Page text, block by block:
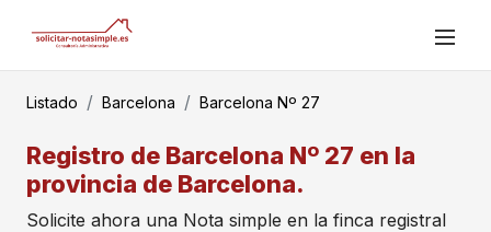
Listado Barcelona Barcelona Nº 27
Registro de Barcelona Nº 27 en la
provincia de Barcelona.
Solicite ahora una Nota simple en la finca registral